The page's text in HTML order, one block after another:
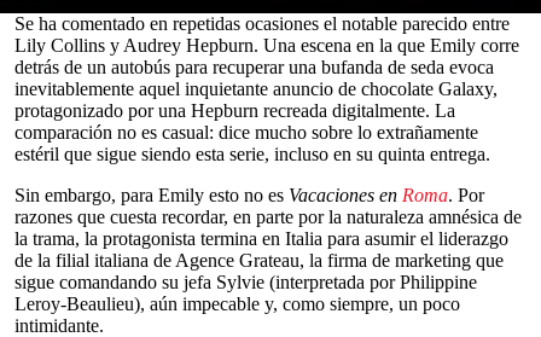
seconds
seconds
Se ha comentado en repetidas ocasiones el notable parecido entre
Lily Collins y Audrey Hepburn. Una escena en la que Emily corre
detrás de un autobús para recuperar una bufanda de seda evoca
inevitablemente aquel inquietante anuncio de chocolate Galaxy,
protagonizado por una Hepburn recreada digitalmente. La
comparación no es casual: dice mucho sobre lo extrañamente
estéril que sigue siendo esta serie, incluso en su quinta entrega.
Sin embargo, para Emily esto no es Vacaciones en Roma. Por
razones que cuesta recordar, en parte por la naturaleza amnésica de
la trama, la protagonista termina en Italia para asumir el liderazgo
de la filial italiana de Agence Grateau, la firma de marketing que
sigue comandando su jefa Sylvie (interpretada por Philippine
Leroy-Beaulieu), aún impecable y, como siempre, un poco
intimidante.